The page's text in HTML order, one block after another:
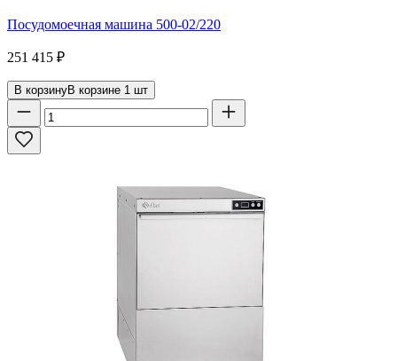
Посудомоечная машина 500-02/220
251 415 ₽
В корзинуВ корзине 1 шт